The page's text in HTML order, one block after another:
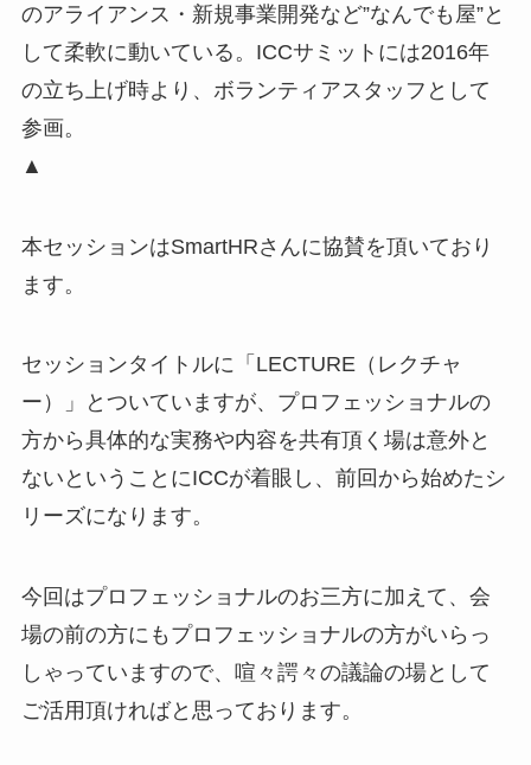
のアライアンス・新規事業開発など”なんでも屋”と
して柔軟に動いている。ICCサミットには2016年
の立ち上げ時より、ボランティアスタッフとして
参画。
▲
本セッションはSmartHRさんに協賛を頂いており
ます。
セッションタイトルに「LECTURE（レクチャ
ー）」とついていますが、プロフェッショナルの
方から具体的な実務や内容を共有頂く場は意外と
ないということにICCが着眼し、前回から始めたシ
リーズになります。
今回はプロフェッショナルのお三方に加えて、会
場の前の方にもプロフェッショナルの方がいらっ
しゃっていますので、喧々諤々の議論の場として
ご活用頂ければと思っております。